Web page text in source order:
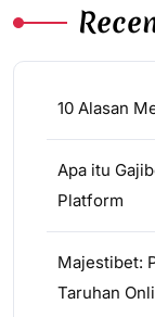
10 Alasan
Apa itu
Platform
Majestibet:
Taruhan